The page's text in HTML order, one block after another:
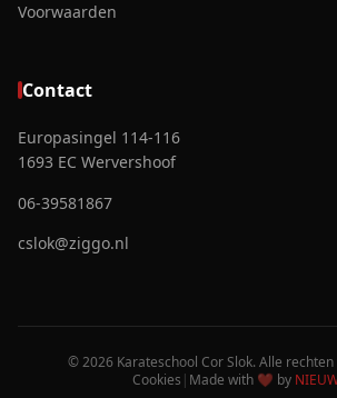
Voorwaarden
Contact
Europasingel 114-116
1693 EC Wervershoof
06-39581867
cslok@ziggo.nl
© 2026 Karateschool Cor Slok. Alle
Cookies | Made with ❤️ by